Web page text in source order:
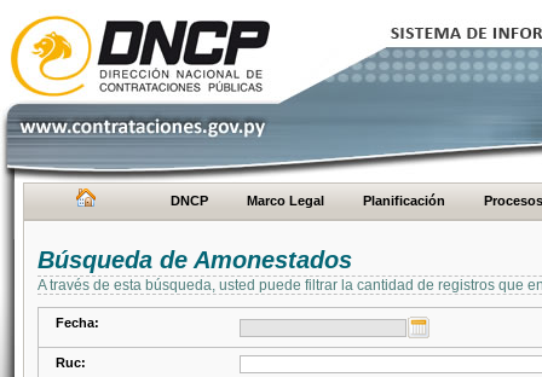
DNCP Marco Legal Planificación Procesos
Búsqueda de Amonestados
A través de esta búsqueda, usted puede filtrar la cantidad de registros que
Fecha:
Ruc: